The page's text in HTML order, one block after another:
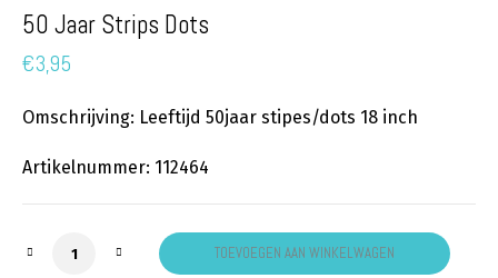
50 Jaar Strips Dots
€3,95
Omschrijving: Leeftijd 50jaar stipes/dots 18 inch
Artikelnummer: 112464
50 Jaar Strips Dots aantalTOEVOEGEN AAN WINKELWAGEN